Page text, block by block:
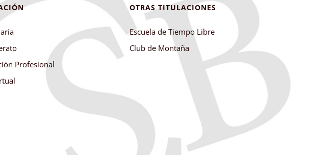
Profesional
OTRAS TITULACIONES
Escuela de Tiempo Libre
Club de Montaña